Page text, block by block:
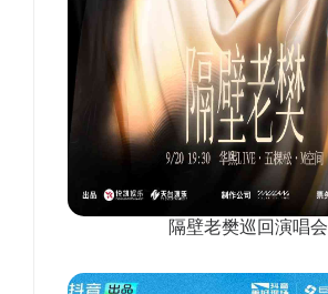
隔壁老樊巡回演唱会